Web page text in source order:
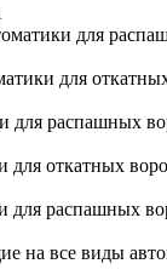
для
для
для распашных
для откатных
для распашных
на все виды